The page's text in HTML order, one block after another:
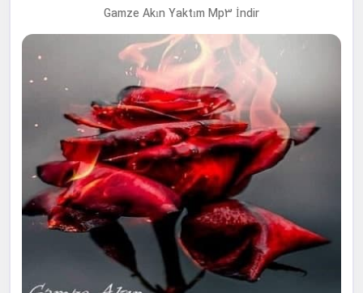
Gamze Akın Yaktım Mp3 İndir